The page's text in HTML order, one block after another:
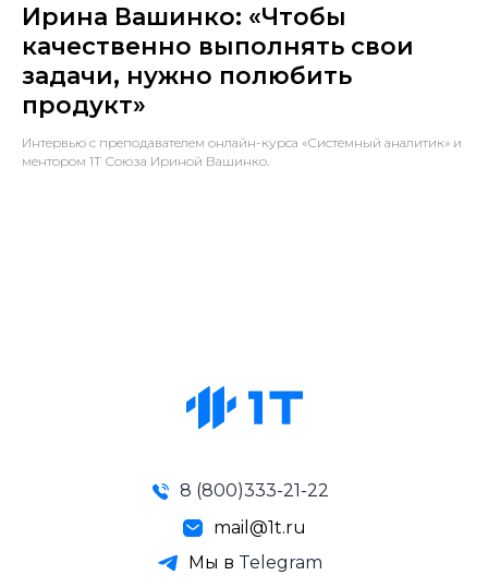
Ирина Вашинко: «Чтобы
качественно выполнять свои
задачи, нужно полюбить
продукт»
Интервью с преподавателем онлайн-курса «Системный аналитик» и
ментором 1Т Союза Ириной Вашинко.
mail@1t.ru
8 (800)333-21-22
Мы в Telegram